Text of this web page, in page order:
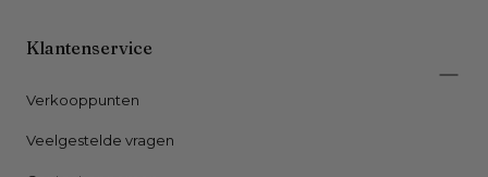
Klantenservice
Verkooppunten
Veelgestelde vragen